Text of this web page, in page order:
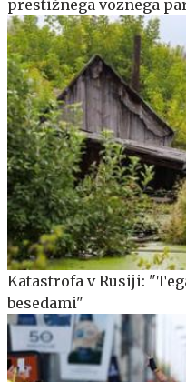
prestižnega voznega
Katastrofa v Rusiji:
besedami"